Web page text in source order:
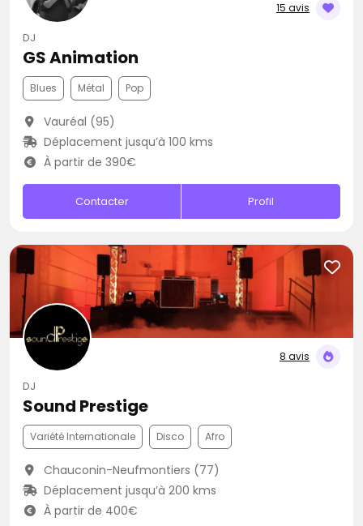
15 avis
DJ
GS Animation
Blues Métal Pop
Vauréal (95)
Déplacement jusqu’à 100 kms
À partir de 390€
Contacter Profil
8 avis
DJ
Sound Prestige
Variété Internationale Disco Afro
Chauconin-Neufmontiers (77)
Déplacement jusqu’à 200 kms
À partir de 400€